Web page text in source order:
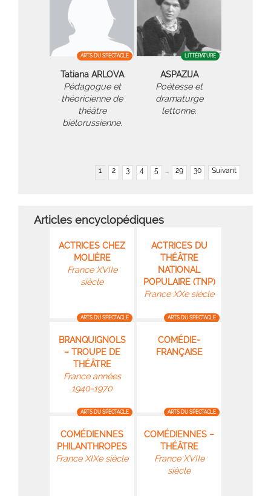
ARTS DU SPECTACLE
Tatiana ARLOVA
Pédagogue et
théoricienne de
théâtre
biélorussienne.
LITTÉRATURE
ASPAZIJA
Poétesse et
dramaturge
lettonne.
1 2 3 4 5 ... 29 30 Suivant
Articles encyclopédiques
ACTRICES CHEZ
MOLIÈRE
France XVIIe
siècle
ARTS DU SPECTACLE
ACTRICES DU
THÉÂTRE
NATIONAL
POPULAIRE (TNP)
France XXe siècle
ARTS DU SPECTACLE
BRANQUIGNOLS
– TROUPE DE
THÉÂTRE
France années
1940-1970
ARTS DU SPECTACLE
COMÉDIE-
FRANÇAISE
ARTS DU SPECTACLE
COMÉDIENNES
PHILANTHROPES
France XIXe siècle
COMÉDIENNES –
THÉÂTRE
France XVIIe
siècle